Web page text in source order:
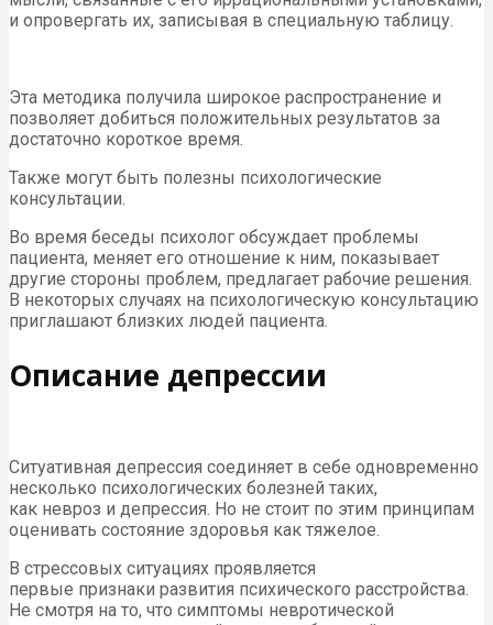
и опровергать их, записывая в специальную таблицу.
Эта методика получила широкое распространение и
позволяет добиться положительных результатов за
достаточно короткое время.
Также могут быть полезны психологические
консультации.
Во время беседы психолог обсуждает проблемы
пациента, меняет его отношение к ним, показывает
другие стороны проблем, предлагает рабочие решения.
В некоторых случаях на психологическую консультацию
приглашают близких людей пациента.
Описание депрессии
Ситуативная депрессия соединяет в себе одновременно
несколько психологических болезней таких,
как невроз и депрессия. Но не стоит по этим принципам
оценивать состояние здоровья как тяжелое.
В стрессовых ситуациях проявляется
первые признаки развития психического расстройства.
Не смотря на то, что симптомы невротической